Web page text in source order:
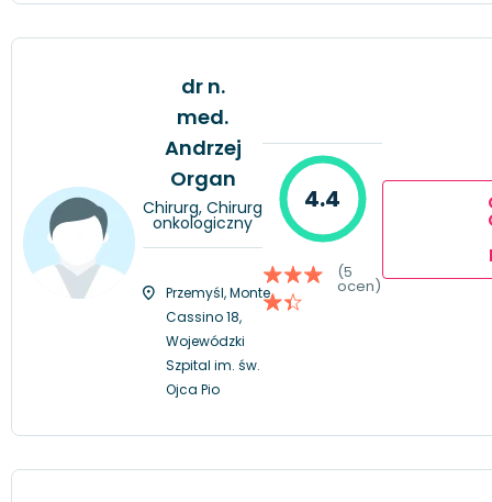
dr n.
med.
Andrzej
Organ
Chirurg, Chirurg
onkologiczny
Przemyśl, Monte
Cassino 18,
Wojewódzki
Szpital im. św.
Ojca Pio
4.4
(5
ocen)